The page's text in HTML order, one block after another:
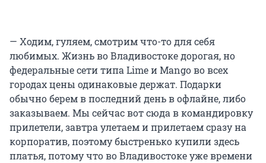
— Ходим, гуляем, смотрим что-то для себя
любимых. Жизнь во Владивостоке дорогая, но
федеральные сети типа Lime и Mango во всех
городах цены одинаковые держат. Подарки
обычно берем в последний день в офлайне, либо
заказываем. Мы сейчас вот сюда в командировку
прилетели, завтра улетаем и прилетаем сразу на
корпоратив, поэтому быстренько купили здесь
платья, потому что во Владивостоке уже времени